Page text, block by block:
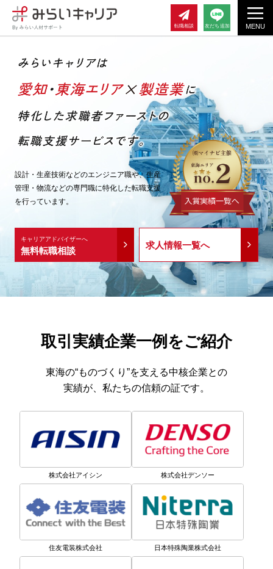
MENU
転職相談 友だち追加
設計・生産技術などのエンジニア職や、生産
管理・物流などの専門職に特化した転職支援
を行っています。
キャリアアドバイザーへ
無料転職相談
求人情報一覧へ
取引実績企業一例をご紹介
東海の“ものづくり”を支える中核企業との
実績が、私たちの信頼の証です。
株式会社アイシン 株式会社デンソー
住友電装株式会社 日本特殊陶業株式会社